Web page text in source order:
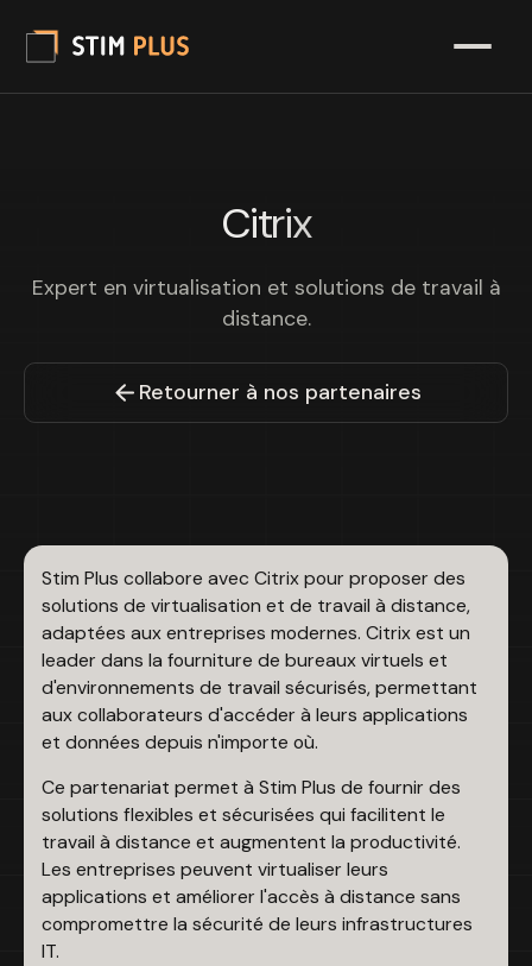
Citrix
Expert en virtualisation et solutions de travail à
distance.
Retourner à nos partenaires
Stim Plus collabore avec Citrix pour proposer des
solutions de virtualisation et de travail à distance,
adaptées aux entreprises modernes. Citrix est un
leader dans la fourniture de bureaux virtuels et
d'environnements de travail sécurisés, permettant
aux collaborateurs d'accéder à leurs applications
et données depuis n'importe où.
Ce partenariat permet à Stim Plus de fournir des
solutions flexibles et sécurisées qui facilitent le
travail à distance et augmentent la productivité.
Les entreprises peuvent virtualiser leurs
applications et améliorer l'accès à distance sans
compromettre la sécurité de leurs infrastructures
IT.